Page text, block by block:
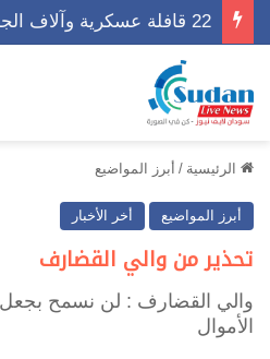
الرئيسية / أبرز المواضيع
أبرز المواضيع أخر الأخبار
تحذير من والي القضارف
والي القضارف : لن نسمح بجعل
الأموال